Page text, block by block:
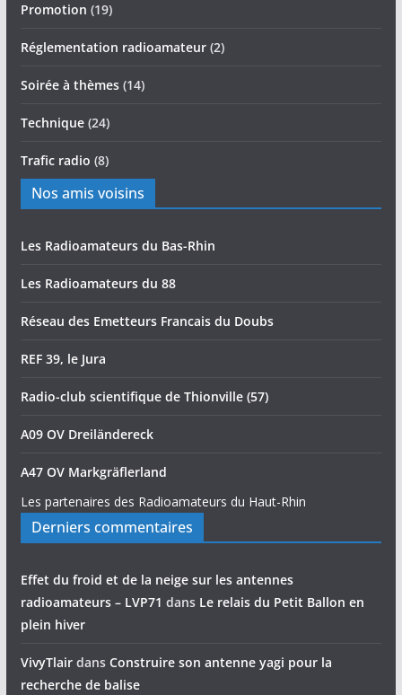
Promotion (19)
Réglementation radioamateur(2)
Soirée à thèmes(14)
Technique(24)
Trafic radio (8)
Nos amis voisins
Les Radioamateurs du Bas-Rhin
Les Radioamateurs du 88
Réseau des Emetteurs Francais du Doubs
REF 39, le Jura
Radio-club scientifique de Thionville (57)
A09 OV Dreiländereck
A47 OV Markgräflerland
Les partenaires des Radioamateurs du Haut-Rhin
Derniers commentaires
Effet du froid et de la neige sur les antennes
radioamateurs – LVP71 dans Le relais du Petit Ballon en
plein hiver
VivyTlairdans Construire son antenne yagi pour la
recherche de balise